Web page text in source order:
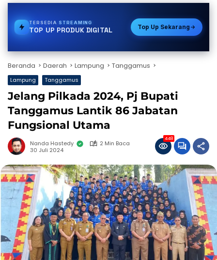
TERSEDIA PULSA
TOP UP PRODUK DIGITAL Top Up Sekarang
Beranda Daerah Lampung Tanggamus
Lampung Tanggamus
Jelang Pilkada 2024, Pj Bupati
Tanggamus Lantik 86 Jabatan
Fungsional Utama
Nanda Hastedy
2 Min Baca
30 Juli 2024
448